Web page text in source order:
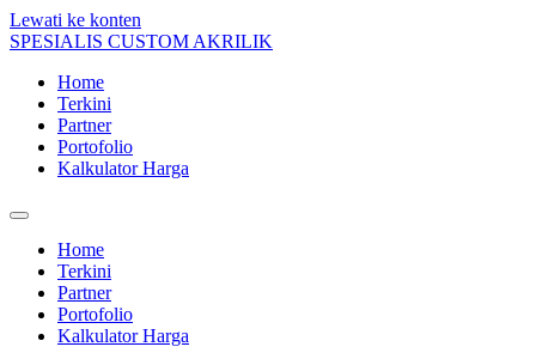
Lewati ke konten
SPESIALIS CUSTOM AKRILIK
Home
Terkini
Partner
Portofolio
Kalkulator Harga
Home
Terkini
Partner
Portofolio
Kalkulator Harga